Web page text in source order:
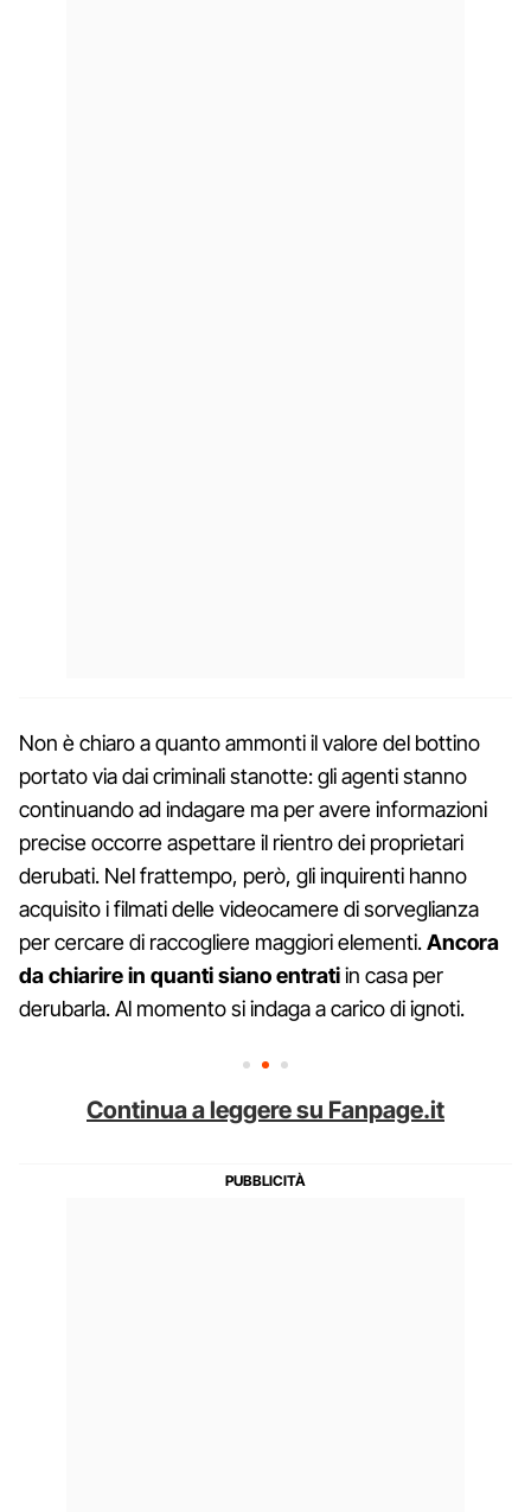
Non è chiaro a quanto ammonti il valore del bottino
portato via dai criminali stanotte: gli agenti stanno
continuando ad indagare ma per avere informazioni
precise occorre aspettare il rientro dei proprietari
derubati. Nel frattempo, però, gli inquirenti hanno
acquisito i filmati delle videocamere di sorveglianza
per cercare di raccogliere maggiori elementi.Ancora
da chiarire in quanti siano entratiin casa per
derubarla. Al momento si indaga a carico di ignoti.
Continua a leggere su Fanpage.it